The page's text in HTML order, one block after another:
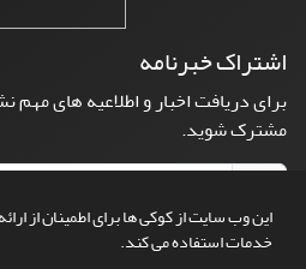
این وب سایت از کوکی ها برای اطمینان از
خدمات استفاده می کند.
اشتراک خبرنامه
برای دریافت اخبار و اطلاعیه های مهم
مشترک شوید.